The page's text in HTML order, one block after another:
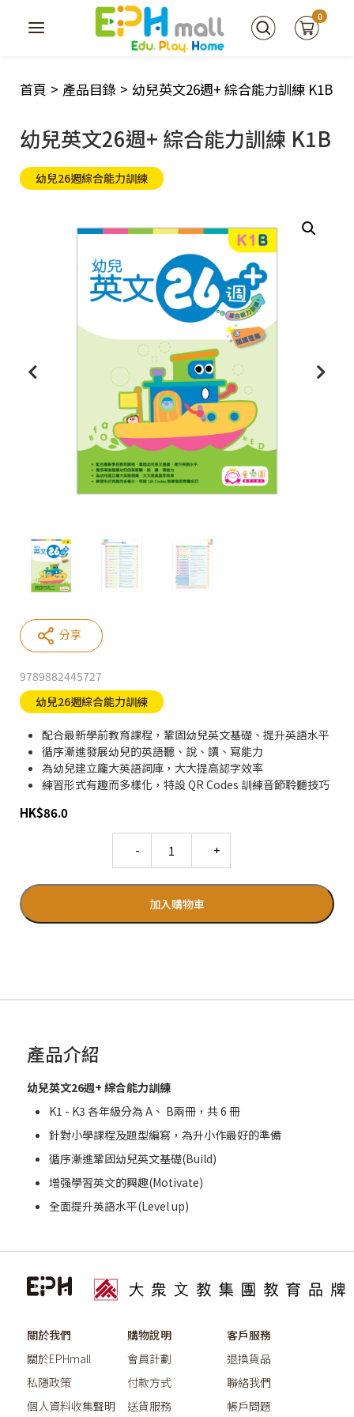
0
首頁 > 產品目錄 > 幼兒英文26週+ 綜合能力訓練 K1B
幼兒英文26週+ 綜合能力訓練 K1B
幼兒26週綜合能力訓練
9789882445727
幼兒26週綜合能力訓練
配合最新學前教育課程，鞏固幼兒英文基礎、提升英語水平
循序漸進發展幼兒的英語聽、說、讀、寫能力
為幼兒建立龐大英語詞庫，大大提高認字效率
練習形式有趣而多樣化，特設 QR Codes 訓練音節聆聽技巧
HK$86.0
加入購物車
分享
產品介紹
幼兒英文26週+ 綜合能力訓練
K1 - K3 各年級分為 A、 B兩冊，共 6 冊
針對小學課程及題型編寫，為升小作最好的準備
循序漸進鞏固幼兒英文基礎(Build)
增强學習英文的興趣(Motivate)
全面提升英語水平(Level up)
關於我們
關於EPHmall
私隱政策
個人資料收集聲明
購物說明
會員計劃
付款方式
送貨服務
客戶服務
退換貨品
聯絡我們
帳戶問題